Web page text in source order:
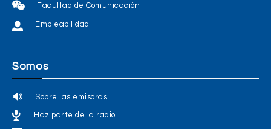
Facultad de Comunicación
Empleabilidad
Somos
Sobre las emisoras
Haz parte de la radio